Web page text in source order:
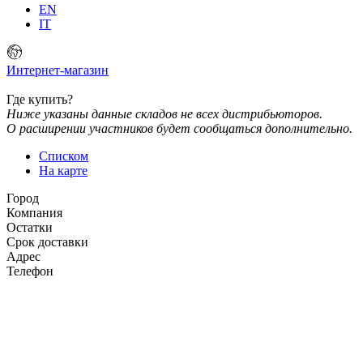
EN
IT
Интернет-магазин
Где купить?
Ниже указаны данные складов не всех дистрибьюторов.
О расширении участников будет сообщаться дополнительно.
Списком
На карте
Город
Компания
Остатки
Срок доставки
Адрес
Телефон